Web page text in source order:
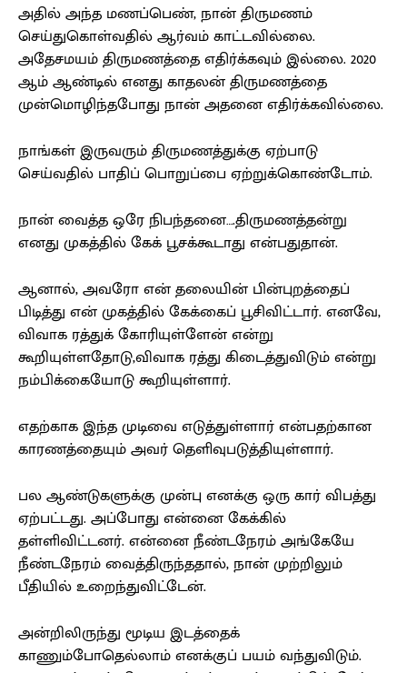
அதில் அந்த மணப்பெண், நான் திருமணம்
செய்துகொள்வதில் ஆர்வம் காட்டவில்லை.
அதேசமயம் திருமணத்தை எதிர்க்கவும் இல்லை. 2020
ஆம் ஆண்டில் எனது காதலன் திருமணத்தை
முன்மொழிந்தபோது நான் அதனை எதிர்க்கவில்லை.
நாங்கள் இருவரும் திருமணத்துக்கு ஏற்பாடு
செய்வதில் பாதிப் பொறுப்பை ஏற்றுக்கொண்டோம்.
நான் வைத்த ஒரே நிபந்தனை….திருமணத்தன்று
எனது முகத்தில் கேக் பூசக்கூடாது என்பதுதான்.
ஆனால், அவரோ என் தலையின் பின்புறத்தைப்
பிடித்து என் முகத்தில் கேக்கைப் பூசிவிட்டார். எனவே,
விவாக ரத்துக் கோரியுள்ளேன் என்று
கூறியுள்ளதோடு,விவாக ரத்து கிடைத்துவிடும் என்று
நம்பிக்கையோடு கூறியுள்ளார்.
எதற்காக இந்த முடிவை எடுத்துள்ளார் என்பதற்கான
காரணத்தையும் அவர் தெளிவுபடுத்தியுள்ளார்.
பல ஆண்டுகளுக்கு முன்பு எனக்கு ஒரு கார் விபத்து
ஏற்பட்டது. அப்போது என்னை கேக்கில்
தள்ளிவிட்டனர். என்னை நீண்டநேரம் அங்கேயே
நீண்டநேரம் வைத்திருந்ததால், நான் முற்றிலும்
பீதியில் உறைந்துவிட்டேன்.
அன்றிலிருந்து மூடிய இடத்தைக்
காணும்போதெல்லாம் எனக்குப் பயம் வந்துவிடும்.